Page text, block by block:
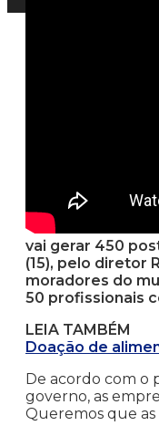
vai gerar 450
(15), pelo diretor
moradores do
50 profissionais
LEIA TAMBÉM
Doação de
De acordo com o
governo, as
Queremos que